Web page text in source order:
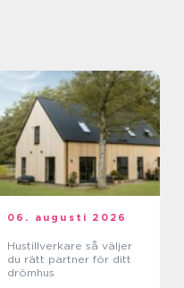
06. augusti 2026
Hustillverkare så väljer
du rätt partner för ditt
drömhus